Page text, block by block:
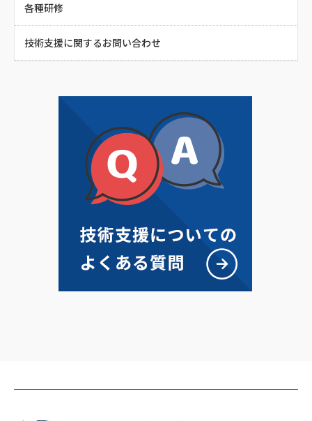
各種研修
技術支援に関するお問い合わせ